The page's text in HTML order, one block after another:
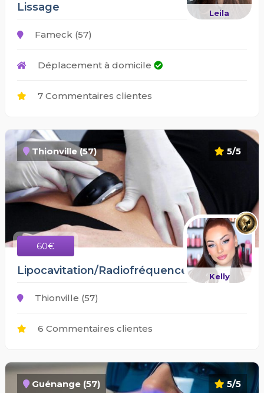
Leila
Lissage
Fameck (57)
Déplacement à domicile
7 Commentaires clientes
5/5
Thionville (57)
60€
Kelly
Lipocavitation/Radiofréquence/lipolaser
Thionville (57)
6 Commentaires clientes
5/5
Guénange (57)